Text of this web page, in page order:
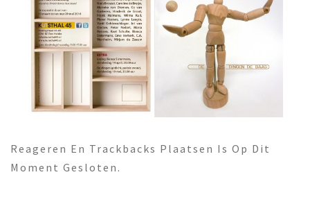
Reageren En Trackbacks Plaatsen Is Op Dit
Moment Gesloten.